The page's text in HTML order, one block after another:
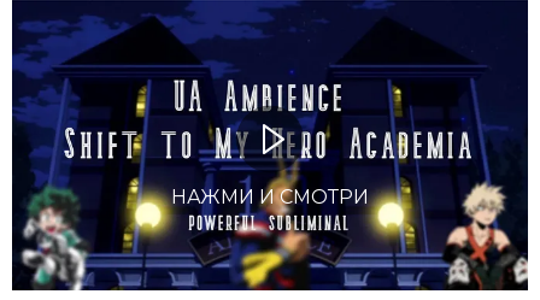
НАЖМИ И СМОТРИ